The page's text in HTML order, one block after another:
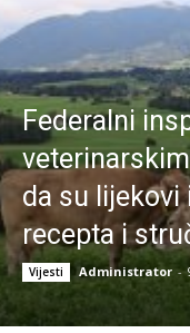
Federalni
da su lijekovi
recepta i
Vijesti Administrator -